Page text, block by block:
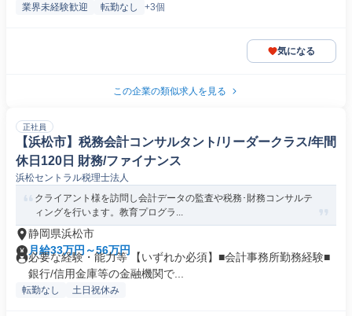
業界未経験歓迎 転勤なし +3個
気になる
この企業の類似求人を見る
正社員
【浜松市】税務会計コンサルタント/リーダークラス/年間
休日120日 財務/ファイナンス
浜松セントラル税理士法人
クライアント様を訪問し会計データの監査や税務･財務コンサルテ
ィングを行います。教育プログラ...
静岡県浜松市
月給33万円～56万円
必要な経験・能力等 【いずれか必須】■会計事務所勤務経験■
銀行/信用金庫等の金融機関で...
転勤なし 土日祝休み